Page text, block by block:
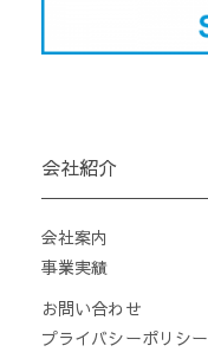
会社紹介
会社案内
事業実績
お問い合わせ
プライバシーポリシー